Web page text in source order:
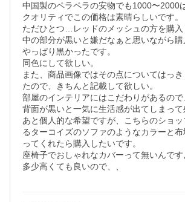
中国製のペラペラの安物でも1000〜2000
クオリティでこの価格は素晴らしいです。
ただひとつ…レッドのメッシュの方を購
中の部分が黒いと嫌だなぁと思いながら購
やっぱり黒かったです。
同色にして欲しい。
また、商品画像ではその点についてはっ
たので、きちんと記載して欲しい。
部屋のインテリアにはこだわりがあるので
背面が黒いと一気に生活感が出てしまって
あと個人的な希望ですが、こちらのショ
るターコイズのソファのようなカラーと
ってくれたら購入したいです。
座椅子でおしゃれなカバーって無いんです
多少高くても良いので、、